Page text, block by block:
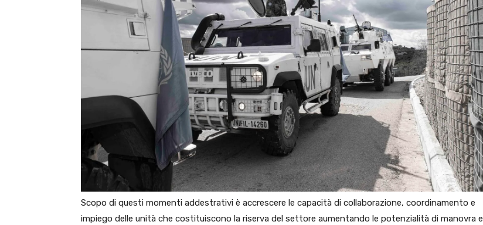
Scopo di questi momenti addestrativi è accrescere le capacità di collaborazione, coordinamento e
impiego delle unità che costituiscono la riserva del settore aumentando le potenzialità di manovra e